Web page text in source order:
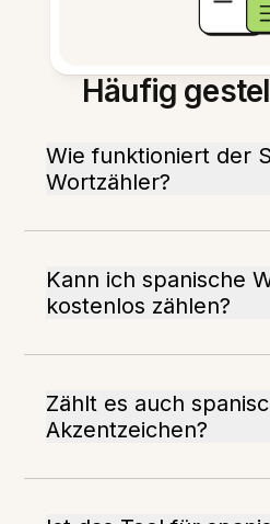
Häufig
Wie funktioniert der
Wortzähler?
Kann ich spanische
kostenlos zählen?
Zählt es auch
Akzentzeichen?